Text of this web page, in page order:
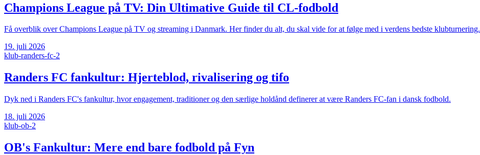
Champions League på TV: Din Ultimative Guide til CL-fodbold
Få overblik over Champions League på TV og streaming i Danmark. Her finder du alt, du skal vide for at følge med i verdens bedste klubturnering.
19. juli 2026
klub-randers-fc-2
Randers FC fankultur: Hjerteblod, rivalisering og tifo
Dyk ned i Randers FC's fankultur, hvor engagement, traditioner og den særlige holdånd definerer at være Randers FC-fan i dansk fodbold.
18. juli 2026
klub-ob-2
OB's Fankultur: Mere end bare fodbold på Fyn